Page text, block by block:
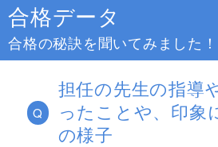
合格データ
合格の秘訣を聞いてみました！
Q
担任の先生の指導
ったことや、印象
の様子